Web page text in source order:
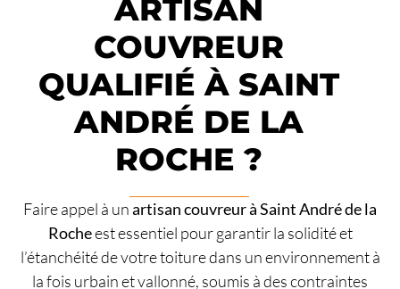
ARTISAN
COUVREUR
QUALIFIÉ À SAINT
ANDRÉ DE LA
ROCHE ?
Faire appel à unartisan couvreur à Saint André de la
Rocheest essentiel pour garantir la solidité et
l’étanchéité de votre toiture dans un environnement à
la fois urbain et vallonné, soumis à des contraintes